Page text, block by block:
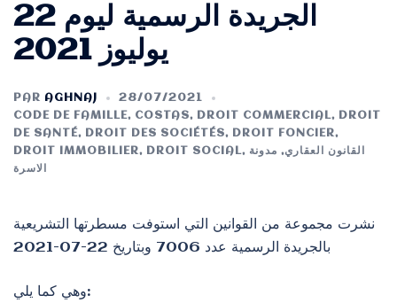
الجريدة الرسمية ليوم 22
يوليوز 2021
PAR AGHNAJ
28/07/2021
CODE DE FAMILLE, COSTAS, DROIT COMMERCIAL,
DROIT
DE SANTÉ, DROIT DES SOCIÉTÉS, DROIT FONCIER,
DROIT IMMOBILIER, DROIT SOCIAL, القانون العقاري, مدونة
الاسرة
نشرت مجموعة من القوانين التي استوفت مسطرتها التشريعية
بالجريدة الرسمية عدد 7006 وبتاريخ 22-07-2021
وهي كما يلي: